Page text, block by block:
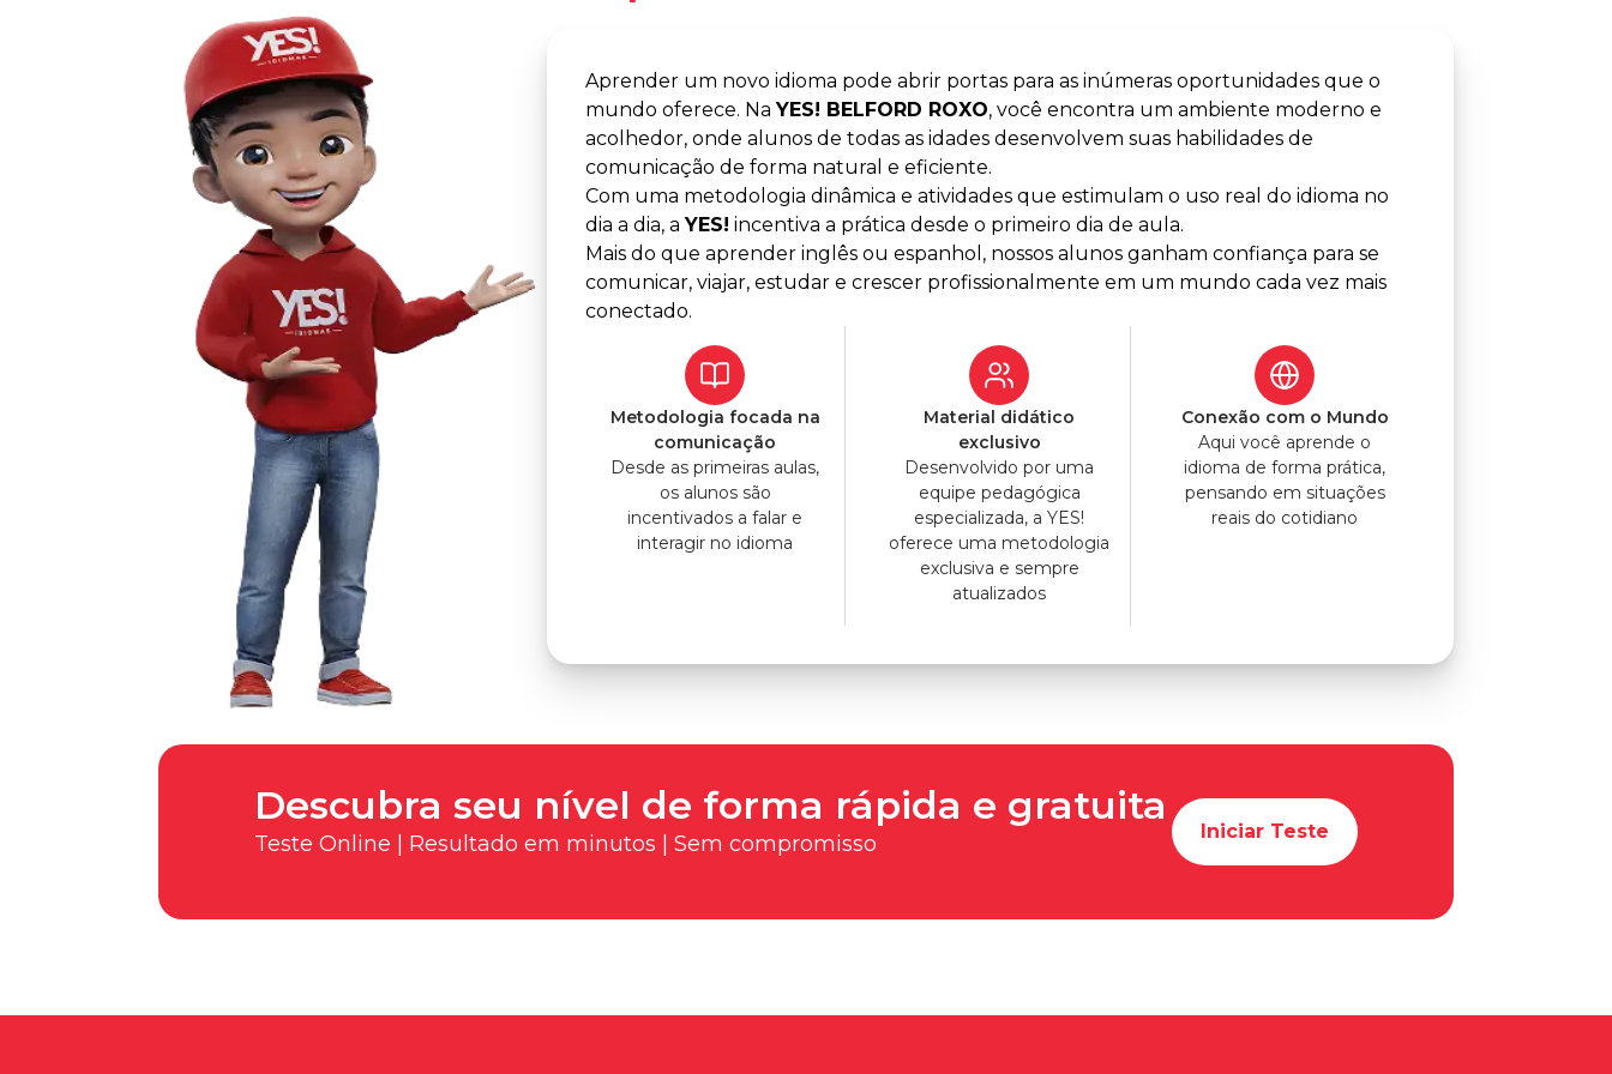
Aprender um novo idioma pode abrir portas para as inúmeras oportunidades que o
mundo oferece. NaYES! BELFORD ROXO, você encontra um ambiente moderno e
acolhedor, onde alunos de todas as idades desenvolvem suas habilidades de
comunicação de forma natural e eficiente.
Com uma metodologia dinâmica e atividades que estimulam o uso real do idioma no
dia a dia, aYES! incentiva a prática desde o primeiro dia de aula.
Mais do que aprender inglês ou espanhol, nossos alunos ganham confiança para se
comunicar, viajar, estudar e crescer profissionalmente em um mundo cada vez mais
conectado.
Metodologia focada na
comunicação
Desde as primeiras aulas,
os alunos são
incentivados a falar e
interagir no idioma
Material didático
exclusivo
Desenvolvido por uma
equipe pedagógica
especializada, a YES!
oferece uma metodologia
exclusiva e sempre
atualizados
Conexão com o Mundo
Aqui você aprende o
idioma de forma prática,
pensando em situações
reais do cotidiano
Descubra seu nível de forma rápida e gratuita
Teste Online | Resultado em minutos | Sem compromisso Iniciar Teste